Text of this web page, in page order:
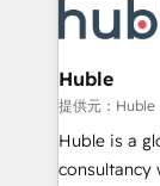
COS
Provider of
Partner
Slash
Click
Integration
of your tech stack,
Netsuite
Huble
提供元：Huble
Huble is a
consultancy